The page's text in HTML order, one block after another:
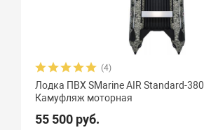
(4)
Лодка ПВХ SMarine AIR Standard-380
Камуфляж моторная
55 500 руб.